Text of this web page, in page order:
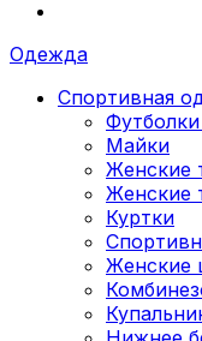
Одежда
Спортивная
Майки
Женские
Женские
Куртки
Женские